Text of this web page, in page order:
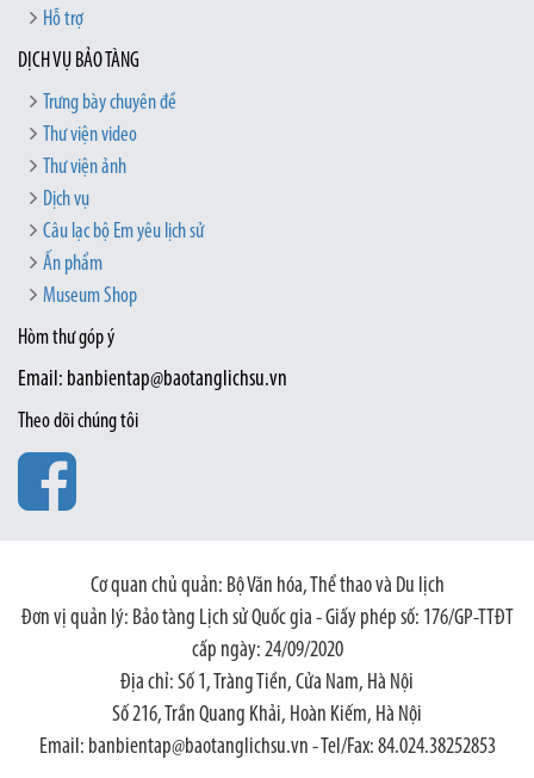
Hỗ trợ
DỊCH VỤ BẢO TÀNG
Trưng bày chuyên đề
Thư viện video
Thư viện ảnh
Dịch vụ
Câu lạc bộ Em yêu lịch sử
Ấn phẩm
Museum Shop
Hòm thư góp ý
Email: banbientap@baotanglichsu.vn
Theo dõi chúng tôi
Cơ quan chủ quản: Bộ Văn hóa, Thể thao và Du lịch
Đơn vị quản lý: Bảo tàng Lịch sử Quốc gia - Giấy phép số: 176/GP-TTĐT
cấp ngày: 24/09/2020
Địa chỉ: Số 1, Tràng Tiền, Cửa Nam, Hà Nội
Số 216, Trần Quang Khải, Hoàn Kiếm, Hà Nội
Email: banbientap@baotanglichsu.vn - Tel/Fax: 84.024.38252853